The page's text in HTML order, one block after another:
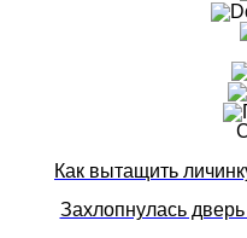
Как вытащить
Захлопнулась дверь